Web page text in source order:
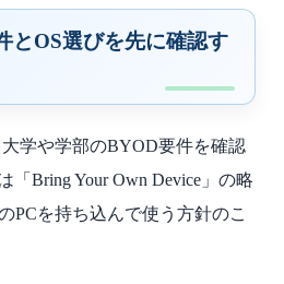
とOS選びを先に確認す
学や学部のBYOD要件を確認
「Bring Your Own Device」の略
PCを持ち込んで使う方針のこ